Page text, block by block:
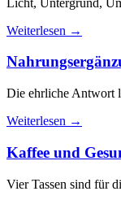
Weiterlesen →
Die ehrliche Antwort
Weiterlesen →
Kaffee und
Vier Tassen sind für